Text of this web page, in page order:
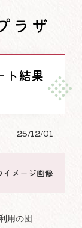
ラザ
ト結果
25/12/01
用の団